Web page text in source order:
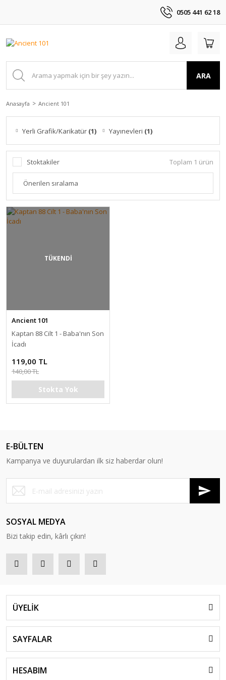
0505 441 62 18
ARA
Anasayfa Ancient 101
Yerli Grafik/Karikatür (1) Yayınevleri (1)
Stoktakiler Toplam 1 ürün
TÜKENDİ
Ancient 101
Kaptan 88 Cilt 1 - Baba'nın Son
İcadı
119,00 TL
140,00 TL
Stokta Yok
E-BÜLTEN
Kampanya ve duyurulardan ilk siz haberdar olun!
SOSYAL MEDYA
Bizi takip edin, kârlı çıkın!
ÜYELİK
SAYFALAR
HESABIM